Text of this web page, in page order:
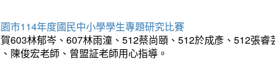
市114年度國民中小學學生專題研究比賽
603林郁岑、607林雨潼、512蔡尚頤、512於成彥、512張
陳俊宏老師、曾盟証老師用心指導。